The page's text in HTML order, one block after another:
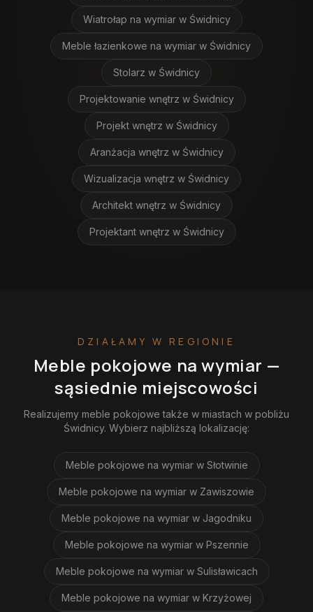
Wiatrołap na wymiar w Świdnicy
Meble łazienkowe na wymiar w Świdnicy
Stolarz w Świdnicy
Projektowanie wnętrz w Świdnicy
Projekt wnętrz w Świdnicy
Aranżacja wnętrz w Świdnicy
Wizualizacja wnętrz w Świdnicy
Architekt wnętrz w Świdnicy
Projektant wnętrz w Świdnicy
DZIAŁAMY W REGIONIE
Meble pokojowe na wymiar —
sąsiednie miejscowości
Realizujemy meble pokojowe także w miastach w pobliżu
Świdnicy. Wybierz najbliższą lokalizację:
Meble pokojowe na wymiar w Słotwinie
Meble pokojowe na wymiar w Zawiszowie
Meble pokojowe na wymiar w Jagodniku
Meble pokojowe na wymiar w Pszennie
Meble pokojowe na wymiar w Sulisławicach
Meble pokojowe na wymiar w Krzyżowej